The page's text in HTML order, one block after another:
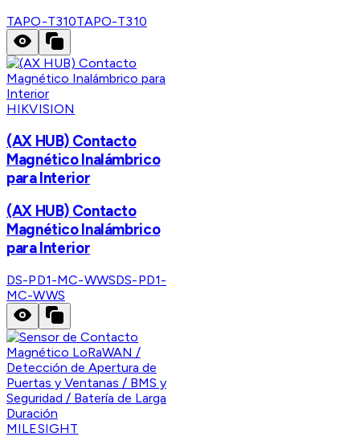
TAPO-T310TAPO-T310
HIKVISION
(AX HUB) Contacto
Magnético Inalámbrico
para Interior
(AX HUB) Contacto
Magnético Inalámbrico
para Interior
DS-PD1-MC-WWSDS-PD1-
MC-WWS
MILESIGHT